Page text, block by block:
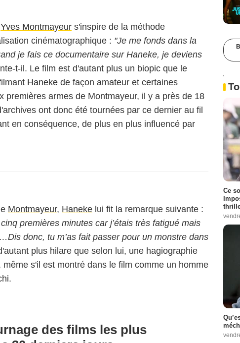
Yves Montmayeur s'inspire de la méthode
cinématographique : "Je me fonds dans la
je fais ce documentaire sur Haneke, je deviens
t-il. Le film est d'autant plus un biopic que le
Haneke de façon amateur et certaines
premières armes de Montmayeur, il y a près de 18
ont donc été tournées par ce dernier au fil
en conséquence, de plus en plus influencé par
Montmayeur, Haneke lui fit la remarque suivante :
premières minutes car j’étais très fatigué mais
donc, tu m’as fait passer pour un monstre dans
plus hilare que selon lui, une hagiographie
s'il est montré dans le film comme un homme
des films les plus
'
Ce